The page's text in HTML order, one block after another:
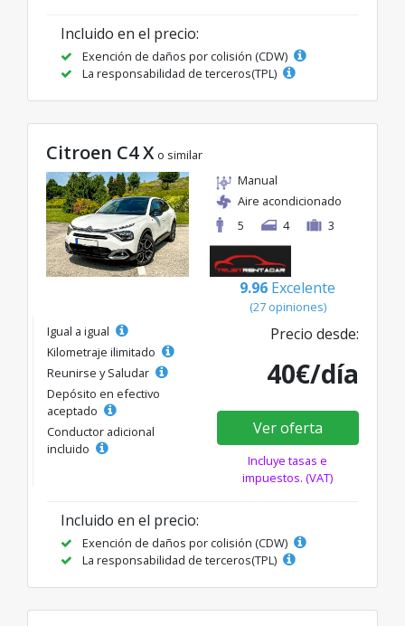
Incluido en el precio:
Exención de daños por colisión (CDW)
La responsabilidad de terceros(TPL)
Citroen C4 X o similar
Manual
Aire acondicionado
5
4 3
9.96 Excelente
(27 opiniones)
Igual a igual
Kilometraje ilimitado
Reunirse y Saludar
Depósito en efectivo
aceptado
Conductor adicional
incluido
Precio desde:
40€/día
Ver oferta
Incluye tasas e
impuestos. (VAT)
Incluido en el precio:
Exención de daños por colisión (CDW)
La responsabilidad de terceros(TPL)